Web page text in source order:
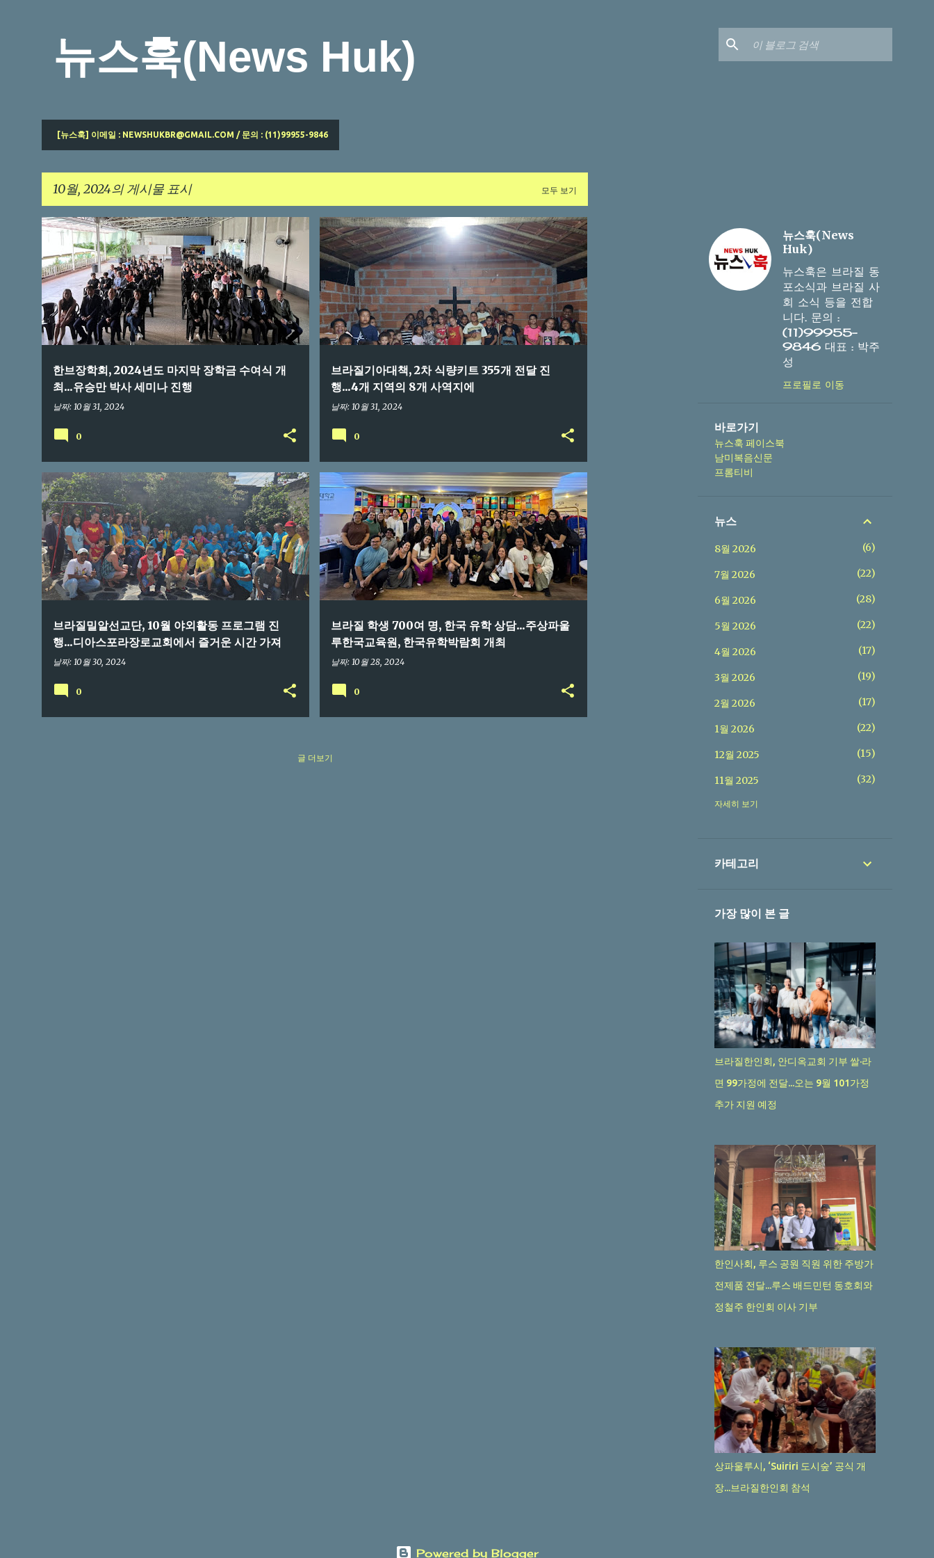
뉴스훅(News Huk)
[뉴스훅] 이메일 : NEWSHUKBR@GMAIL.COM / 문의 : (11)99955-9846
10월, 2024의 게시물 표시 모두 보기
한브장학회, 2024년도 마지막 장학금 수여식 개
최...유승만 박사 세미나 진행
날짜: 10월 31, 2024
브라질교민
0
브라질기아대책, 2차 식량키트 355개 전달 진
행...4개 지역의 8개 사역지에
날짜: 10월 31, 2024
브라질교민
0
브라질밀알선교단, 10월 야외활동 프로그램 진
행...디아스포라장로교회에서 즐거운 시간 가져
날짜: 10월 30, 2024
브라질교민
0
브라질 학생 700여 명, 한국 유학 상담...주상파울
루한국교육원, 한국유학박람회 개최
날짜: 10월 28, 2024
브라질교민
0
글 더보기
뉴스훅(News
Huk)
뉴스훅은 브라질 동
포소식과 브라질 사
회 소식 등을 전합
니다. 문의 :
(11)99955-
9846 대표 : 박주
성
프로필로 이동
바로가기
뉴스훅 페이스북
남미복음신문
프롬티비
뉴스
8월 2026 6
7월 2026 22
6월 2026 28
5월 2026 22
4월 2026 17
3월 2026 19
2월 2026 17
1월 2026 22
12월 2025 15
11월 2025 32
10월 2025
8월 2025
6월 2025
4월 2025 20
3월 2025 17
2월 2025 20
1월 2025 20
12월 2024 21
11월 2024 23
8월 2024 31
7월 2024 23
6월 2024 23
5월 2024 30
4월 2024 24
24
1월 2024 19
12월 2023 36
11월 2023 31
10월 2023 29
9월 2023 20
8월 2023 38
자세히 보기
카테고리
가장 많이 본 글
브라질한인회, 안디옥교회 기부 쌀·라
면 99가정에 전달...오는 9월 101가정
추가 지원 예정
한인사회, 루스 공원 직원 위한 주방가
전제품 전달...루스 배드민턴 동호회와
정철주 한인회 이사 기부
상파울루시, ‘Suiriri 도시숲’ 공식 개
장...브라질한인회 참석
Powered by Blogger